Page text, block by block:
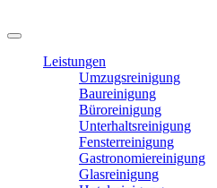
Leistungen
Umzugsreinigung
Baureinigung
Büroreinigung
Unterhaltsreinigung
Fensterreinigung
Gastronomiereinigung
Glasreinigung